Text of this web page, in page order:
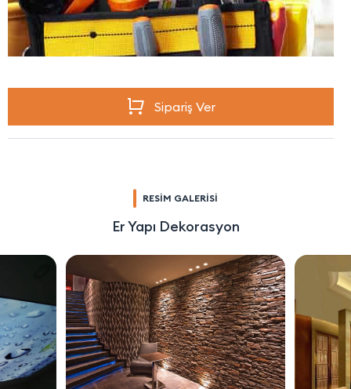
Sipariş Ver
RESİM GALERİSİ
Er Yapı Dekorasyon